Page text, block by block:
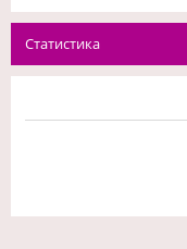
Статистика